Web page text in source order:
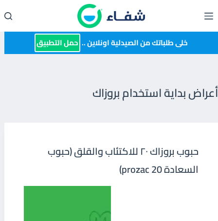
إلى
المحتوى خلى طلباتك من الصيدلية اونلاين .. حمل التطبيق
أعراض بداية استخدام بروزاك
حبوب بروزاك ٢٠ للاكتئاب والقلق (حبوب
السعادة prozac 20)